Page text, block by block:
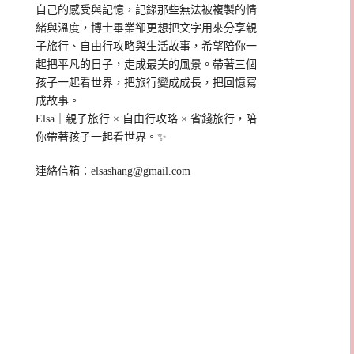
自己的感受與記憶，記錄那些無法被複製的情
緒與溫度，博士畢業卻更想把文字用來分享親
子旅行、自由行攻略與生活故事，希望陪你一
起把平凡的日子，走成最美的風景。帶著三個
孩子一起看世界，把旅行變成成長，把回憶寫
成故事。
Elsa｜親子旅行 × 自由行攻略 × 省錢旅行，陪
你帶著孩子一起看世界。✨
連絡信箱：elsashang@gmail.com